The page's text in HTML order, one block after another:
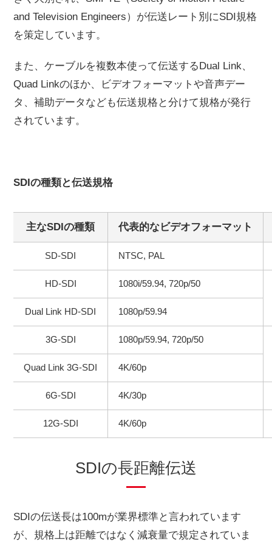
and Television Engineers）が伝送レート別にSDI規格
を策定しています。
また、ケーブルを複数本使って伝送するDual Link、
Quad Linkのほか、ビデオフォーマットや音声デー
タ、補助データなども伝送規格と分けて規格が発行
されています。
SDIの種類と伝送規格
主なSDIの種類 代表的なビデオフォーマット
SD-SDI NTSC, PAL
HD-SDI 1080i/59.94, 720p/50
Dual Link HD-SDI 1080p/59.94
3G-SDI 1080p/59.94, 720p/50
Quad Link 3G-SDI 4K/60p
6G-SDI 4K/30p
12G-SDI 4K/60p
SDIの長距離伝送
SDIの伝送長は100mが業界標準と言われています
が、規格上は距離ではなく減衰量で規定されていま